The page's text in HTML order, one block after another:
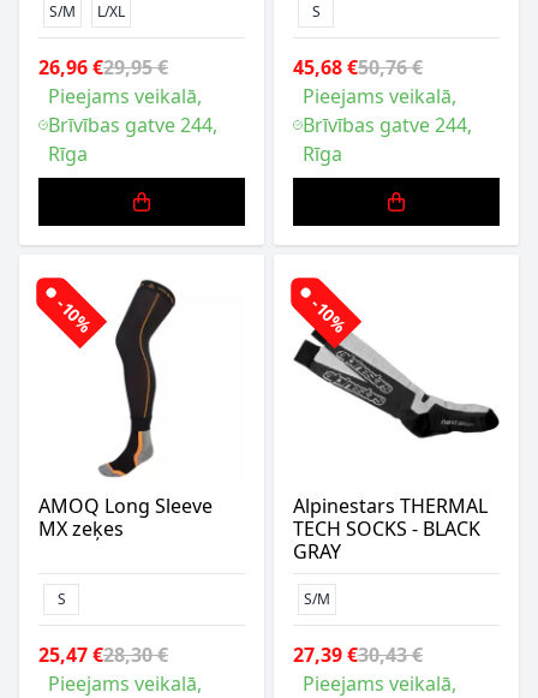
S/M L/XL
26,96 €29,95 €
Pieejams veikalā,
Brīvības gatve 244,
Rīga
S
45,68 €50,76 €
Pieejams veikalā,
Brīvības gatve 244,
Rīga
-10%
AMOQ Long Sleeve
MX zeķes
S
25,47 €28,30 €
Pieejams veikalā,
-10%
Alpinestars THERMAL
TECH SOCKS - BLACK
GRAY
S/M
27,39 €30,43 €
Pieejams veikalā,